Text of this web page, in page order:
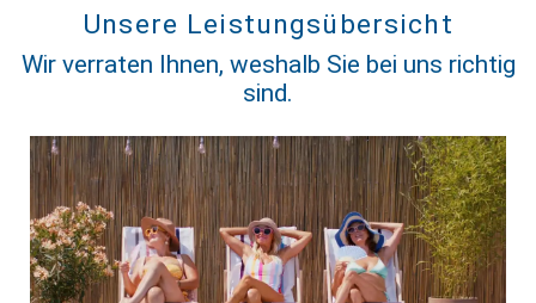
Unsere Leistungsübersicht
Wir verraten Ihnen, weshalb Sie bei uns richtig
sind.